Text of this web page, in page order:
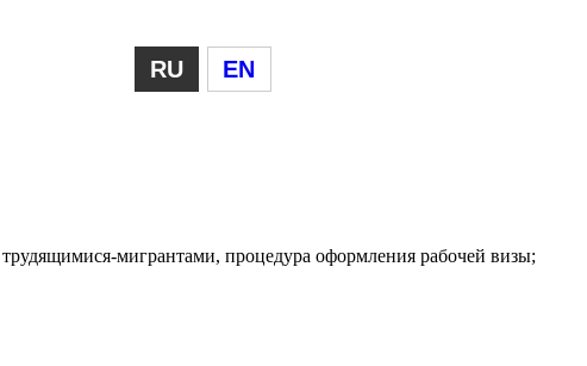
RU EN
мигрантами, процедура оформления рабочей визы;